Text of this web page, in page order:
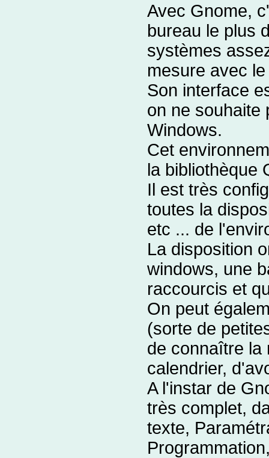
Avec Gnome,
bureau le plus
systèmes
mesure avec
Son interface
on ne souhaite
Windows.
Cet
la bibliothèque
Il est très
toutes la
etc ... de
La disposition
windows, une
raccourcis et
On peut
(sorte de
de connaître la
calendrier,
A l'instar de
très complet,
texte,